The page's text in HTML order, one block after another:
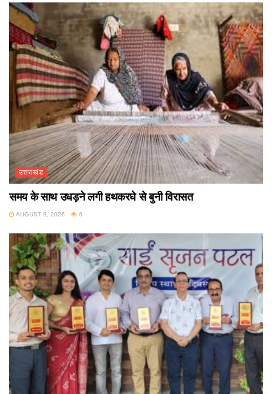
उत्तराखंड
समय के साथ उधड़ने लगी हथकरघे से बुनी विरासत
AUGUST 9, 2026 6